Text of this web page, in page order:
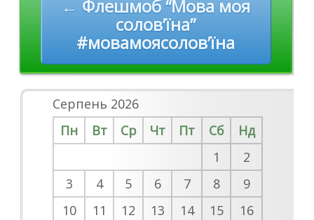
← Флешмоб “Мова моя
солов’їна”
#мовамоясолов’їна
Серпень 2026
Пн
Вт Ср Чт Пт Сб
Нд
1
2
3
4 5 6 7 8
9
10
11 12 13 14 15
16